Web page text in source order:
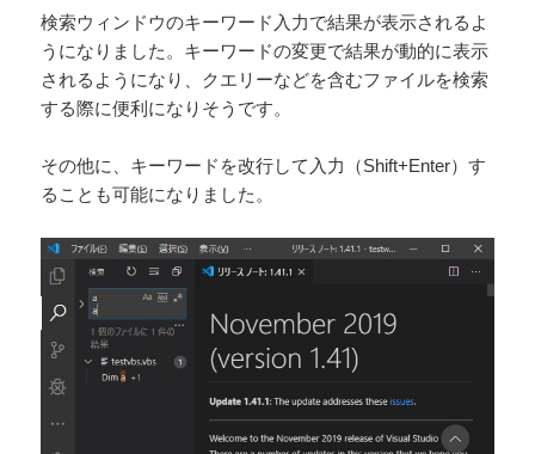
検索ウィンドウのキーワード入力で結果が表示されるよ
うになりました。キーワードの変更で結果が動的に表示
されるようになり、クエリーなどを含むファイルを検索
する際に便利になりそうです。
その他に、キーワードを改行して入力（Shift+Enter）す
ることも可能になりました。